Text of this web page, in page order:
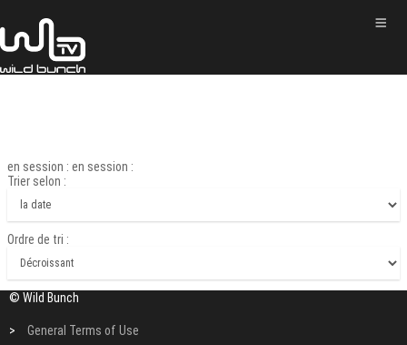
en session : en session :
Trier selon :
Ordre de tri :
© Wild Bunch
> General Terms of Use